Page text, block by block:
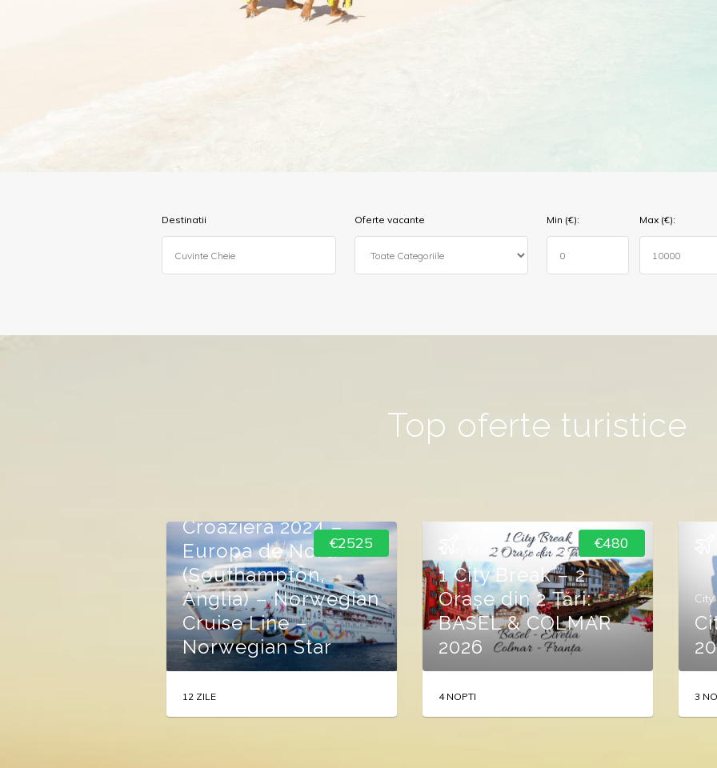
Destinatii Oferte vacante Max (€):
Min (€):
Top oferte turistice
€2525
Croaziera 2024 –
Europa de Nord
(Southampton,
Anglia) – Norwegian
Cruise Line –
Norwegian Star
12 ZILE
€480
1 city break 2 orase 2 tari
1 City Break – 2
Orașe din 2 Țări:
BASEL & COLMAR
2026
4 NOPTI 3